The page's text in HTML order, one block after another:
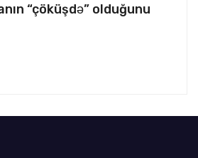
“çöküşdə” olduğunu